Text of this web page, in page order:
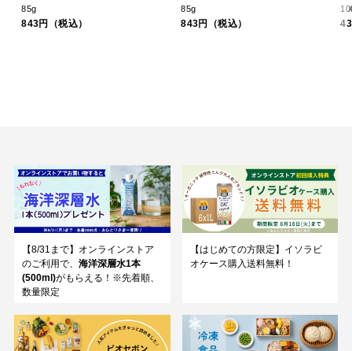
85g
843円（税込）
85g
843円（税込）
【8/31まで】オンラインストア
のご利用で、 海洋深層水1本
(500ml)がもらえる！※先着順、
数量限定
【はじめての方限定】イソラビ
オケース購入送料無料！